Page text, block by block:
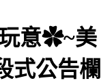
意✿~美
式公告欄